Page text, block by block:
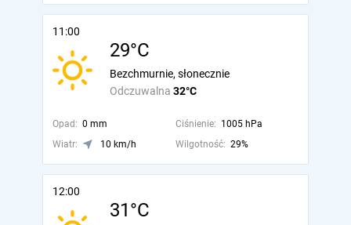
11:00
29°C
Odczuwalna 32°C
Bezchmurnie, słonecznie
Opad: 0 mm Ciśnienie: 1005 hPa
Wiatr:
10 km/h Wilgotność: 29%
12:00
31°C